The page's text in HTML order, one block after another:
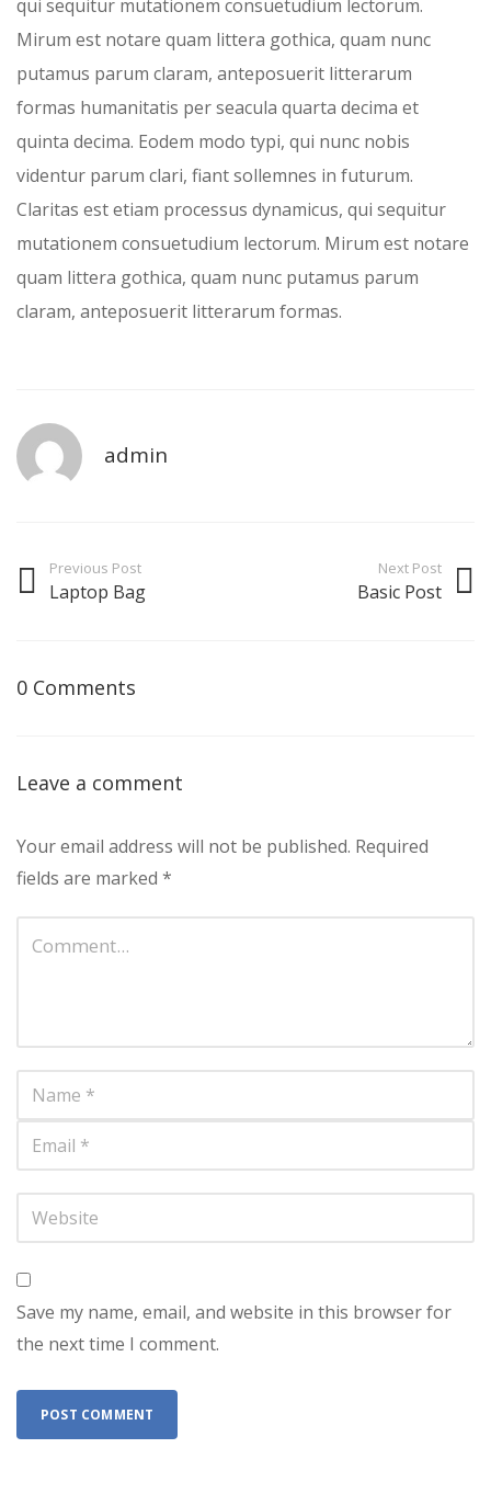
qui sequitur mutationem consuetudium lectorum.
Mirum est notare quam littera gothica, quam nunc
putamus parum claram, anteposuerit litterarum
formas humanitatis per seacula quarta decima et
quinta decima. Eodem modo typi, qui nunc nobis
videntur parum clari, fiant sollemnes in futurum.
Claritas est etiam processus dynamicus, qui sequitur
mutationem consuetudium lectorum. Mirum est notare
quam littera gothica, quam nunc putamus parum
claram, anteposuerit litterarum formas.
admin
Previous Post
Laptop Bag
Next Post
Basic Post
0 Comments
Leave a comment
Your email address will not be published. Required
fields are marked *
Save my name, email, and website in this browser for
the next time I comment.